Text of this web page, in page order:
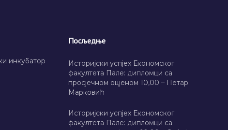
инкубатор
Посљедње
Историјски успјех Економског
факултета Пале: дипломци са
просјечном оцјеном 10,00 – Петар
Марковић
Историјски успјех Економског
факултета Пале: дипломци са